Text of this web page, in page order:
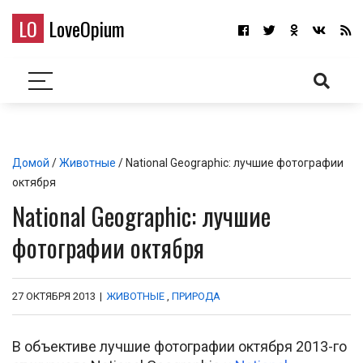
LO LoveOpium
Домой /Животные / National Geographic: лучшие фотографии
октября
National Geographic: лучшие
фотографии октября
27 ОКТЯБРЯ 2013 | ЖИВОТНЫЕ , ПРИРОДА
В объективе лучшие фотографии октября 2013-го